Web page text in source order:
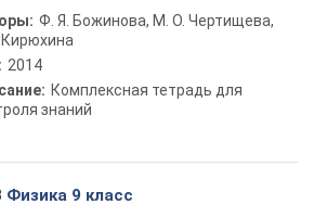
Ф. Я. Божинова, М. О. Чертищева,
Кирюхина
2014
Комплексная тетрадь для
знаний
Физика 9 класс